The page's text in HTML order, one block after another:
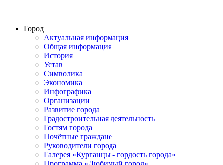
Город
Актуальная информация
Общая информация
История
Устав
Символика
Экономика
Инфографика
Организации
Развитие города
Градостроительная деятельность
Гостям города
Почётные граждане
Руководители города
Галерея «Курганцы - гордость города»